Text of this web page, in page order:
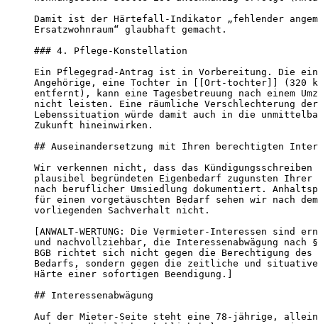
Damit ist der Härtefall-Indikator „fehlender
Ersatzwohnraum“ glaubhaft gemacht.
### 4. Pflege-Konstellation
Ein Pflegegrad-Antrag ist in Vorbereitung. Die
Angehörige, eine Tochter in [[Ort-tochter]] (320
entfernt), kann eine Tagesbetreuung nach einem
nicht leisten. Eine räumliche Verschlechterung der
Lebenssituation würde damit auch in die
Zukunft hineinwirken.
## Auseinandersetzung mit Ihren berechtigten
Wir verkennen nicht, dass das Kündigungsschreiben
plausibel begründeten Eigenbedarf zugunsten Ihrer
nach beruflicher Umsiedlung dokumentiert.
für einen vorgetäuschten Bedarf sehen wir nach dem
vorliegenden Sachverhalt nicht.
[ANWALT-WERTUNG: Die Vermieter-Interessen sind
und nachvollziehbar, die Interessenabwägung nach
BGB richtet sich nicht gegen die Berechtigung des
Bedarfs, sondern gegen die zeitliche und situative
Härte einer sofortigen Beendigung.]
## Interessenabwägung
Auf der Mieter-Seite steht eine 78-jährige,